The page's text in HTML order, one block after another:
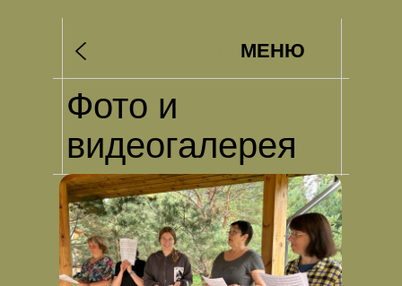
Фото и
видеогалерея
МЕНЮ